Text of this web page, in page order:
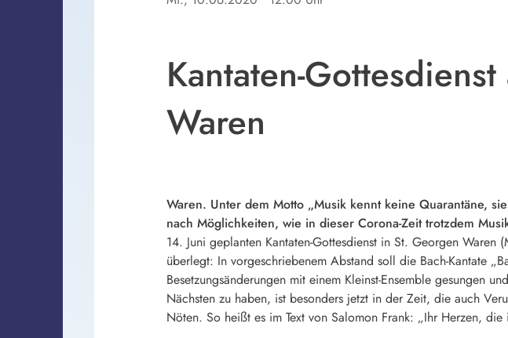
Kantaten-
Waren
Waren. Unter dem Motto „Musik kennt keine Quarantäne,
nach Möglichkeiten, wie in dieser Corona-Zeit trotzdem
14. Juni geplanten Kantaten-Gottesdienst in St. Georgen
überlegt: In vorgeschriebenem Abstand soll die Bach-Kantate
Besetzungsänderungen mit einem Kleinst-Ensemble gesungen
Nächsten zu haben, ist besonders jetzt in der Zeit, die auch
Nöten. So heißt es im Text von Salomon Frank: „Ihr Herzen,